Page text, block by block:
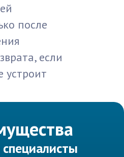
после
если
устроит